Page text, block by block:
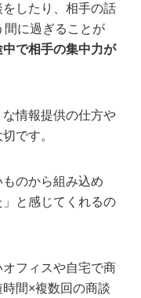
したり、相手の話
間に過ぎることが
で相手の集中力が
情報提供の仕方や
です。
のから組み込め
と感じてくれるの
フィスや自宅で商
間×複数回の商談